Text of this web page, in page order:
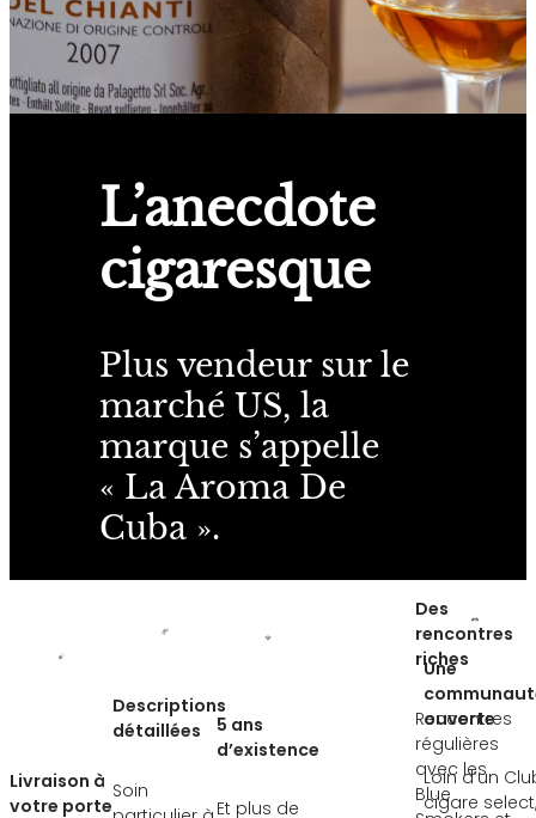
L’anecdote
cigaresque
Plus vendeur sur le
marché US, la
marque s’appelle
« La Aroma De
Cuba ».
Livraison à
votre porte
Descriptions
détaillées
Soin
5 ans
d’existence
Et plus de
Des
rencontres
riches
Rencontres
régulières
avec les
Blue
Une
ouverte
Loin d’un
cigare select,